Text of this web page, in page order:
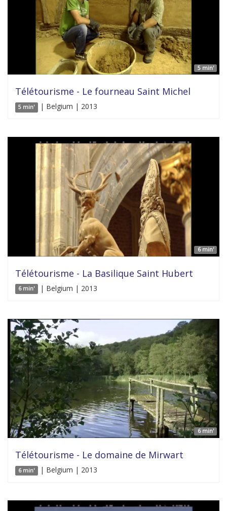
5 min'
Télétourisme - Le fourneau Saint Michel
5 min' | Belgium | 2013
6 min'
Télétourisme - La Basilique Saint Hubert
6 min' | Belgium | 2013
6 min'
Télétourisme - Le domaine de Mirwart
6 min' | Belgium | 2013